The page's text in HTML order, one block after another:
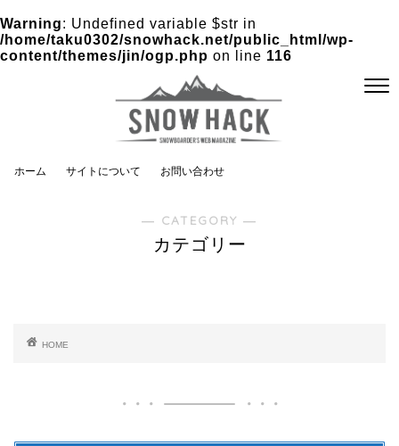
Warning: Undefined variable $str in
/home/taku0302/snowhack.net/public_html/wp-
content/themes/jin/ogp.php on line 116
ホーム サイトについて お問い合わせ
― CATEGORY ―
カテゴリー
HOME